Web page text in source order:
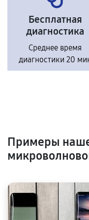
Бесплатная
диагностика
Среднее время
диагностики 20
Примеры